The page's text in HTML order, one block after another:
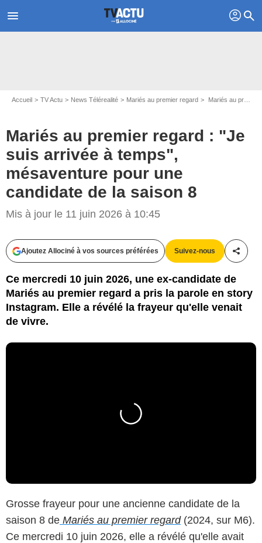
menu profil search
Accueil TV Actu News Télérealité Mariés au premier regard Mariés au premier regard : "Je suis arrivée à temps", mésaventure pour une candidate de la saison 8
Mariés au premier regard : "Je
suis arrivée à temps",
mésaventure pour une
candidate de la saison 8
Mis à jour le 11 juin 2026 à 10:45
Ajoutez Allociné à vos sources préférées Suivez-nous
Ce mercredi 10 juin 2026, une ex-candidate de
Mariés au premier regard a pris la parole en story
Instagram. Elle a révélé la frayeur qu'elle venait
de vivre.
Grosse frayeur pour une ancienne candidate de la
saison 8 de Mariés au premier regard(2024, sur M6).
Ce mercredi 10 juin 2026, elle a révélé qu'elle avait